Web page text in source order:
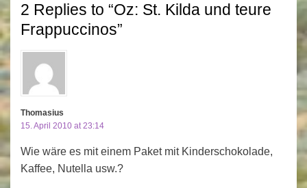
2 Replies to “Oz: St. Kilda und teure
Frappuccinos”
Thomasius
15. April 2010 at 23:14
Wie wäre es mit einem Paket mit Kinderschokolade,
Kaffee, Nutella usw.?